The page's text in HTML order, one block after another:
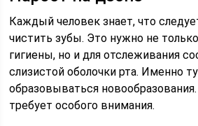
Каждый человек знает, что
чистить зубы. Это нужно не
гигиены, но и для отслеживания
слизистой оболочки рта. Именно
образовываться
требует особого внимания.